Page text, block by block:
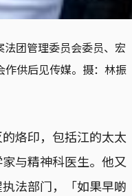
团管理委员会委员、宏
供后见传媒。摄：林振
烙印，包括江的太太
与精神科医生。他又
法部门，「如果早啲